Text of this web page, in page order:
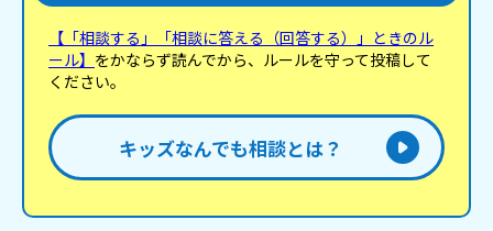
【「相談する」「相談に答える（回答する）」ときのル
ール】 をかならず読んでから、ルールを守って投稿して
ください。
キッズなんでも相談とは？